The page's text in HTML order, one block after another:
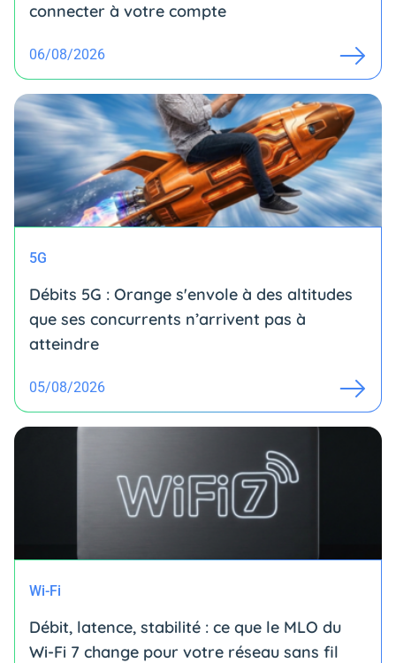
connecter à votre compte
06/08/2026
5G
Débits 5G : Orange s'envole à des altitudes
que ses concurrents n’arrivent pas à
atteindre
05/08/2026
Wi-Fi
Débit, latence, stabilité : ce que le MLO du
Wi-Fi 7 change pour votre réseau sans fil